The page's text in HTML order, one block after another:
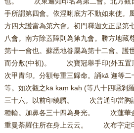
手所謂第四會。依涅唎底方不動如來使。
方四大護當為第六會。初門釋迦文正是第
八會。南方除蓋障則為第九會。勝方地藏
第十一會也。蘇悉地眷屬為第十二會。護
而分敷(中初)。 次寶冠舉手印(外五
次甲冑印。分額每重三歸命。誦kā 迦等
等。如次觀之kā kaṃ kaḥ (等八十四噁
三十六。以前印繞臍。 次普通印當胸
種輪。加鼻各三十四為身光。 次蓮華
重曼荼羅住所在身上云云。 次布字